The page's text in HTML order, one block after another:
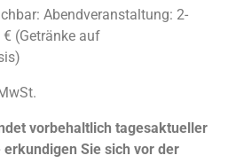
Abendveranstaltung: 2-
(Getränke auf
vorbehaltlich tagesaktueller
erkundigen Sie sich vor der